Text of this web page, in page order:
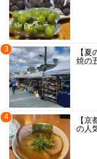
3
【
焼の
4
【
の人